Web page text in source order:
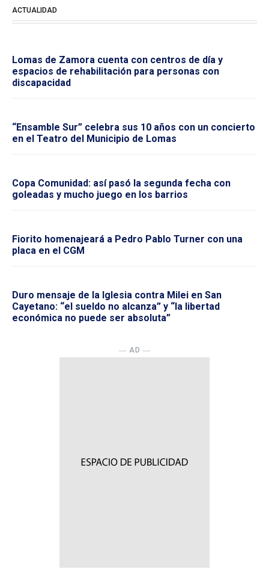
ACTUALIDAD
Lomas de Zamora cuenta con centros de día y
espacios de rehabilitación para personas con
discapacidad
“Ensamble Sur” celebra sus 10 años con un concierto
en el Teatro del Municipio de Lomas
Copa Comunidad: así pasó la segunda fecha con
goleadas y mucho juego en los barrios
Fiorito homenajeará a Pedro Pablo Turner con una
placa en el CGM
Duro mensaje de la Iglesia contra Milei en San
Cayetano: “el sueldo no alcanza” y “la libertad
económica no puede ser absoluta”
― AD ―